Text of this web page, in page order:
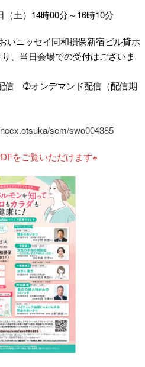
（土）14時00分～16時10分
いニッセイ同和損保新宿ビル貸ホ
、当日会場での受付はございま
信 ➁オンデマンド配信（配信期
sem/swo004385
をご覧いただけます※